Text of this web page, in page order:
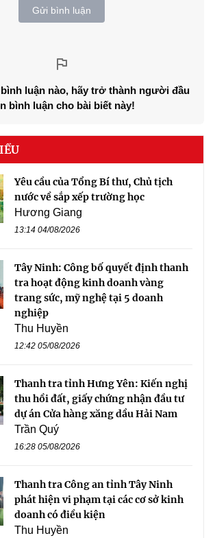
Gửi bình luận
luận nào, hãy trở thành người đầu
bình luận cho bài biết này!
Yêu cầu của Tổng Bí thư, Chủ tịch
nước về sắp xếp trường học
Hương Giang
13:14 04/08/2026
Tây Ninh: Công bố quyết định thanh
tra hoạt động kinh doanh vàng
trang sức, mỹ nghệ tại 5 doanh
nghiệp
Thu Huyền
12:42 05/08/2026
Thanh tra tỉnh Hưng Yên: Kiến nghị
thu hồi đất, giấy chứng nhận đầu tư
dự án Cửa hàng xăng dầu Hải Nam
Trần Quý
16:28 05/08/2026
Thanh tra Công an tỉnh Tây Ninh
phát hiện vi phạm tại các cơ sở kinh
doanh có điều kiện
Thu Huyền